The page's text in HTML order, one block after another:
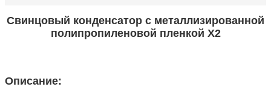
Свинцовый конденсатор с металлизированной
полипропиленовой пленкой X2
Описание: